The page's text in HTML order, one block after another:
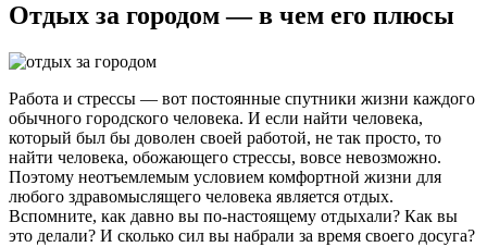
Отдых за городом — в чем его плюсы
Работа и стрессы — вот постоянные спутники жизни каждого
обычного городского человека. И если найти человека,
который был бы доволен своей работой, не так просто, то
найти человека, обожающего стрессы, вовсе невозможно.
Поэтому неотъемлемым условием комфортной жизни для
любого здравомыслящего человека является отдых.
Вспомните, как давно вы по-настоящему отдыхали? Как вы
это делали? И сколько сил вы набрали за время своего досуга?